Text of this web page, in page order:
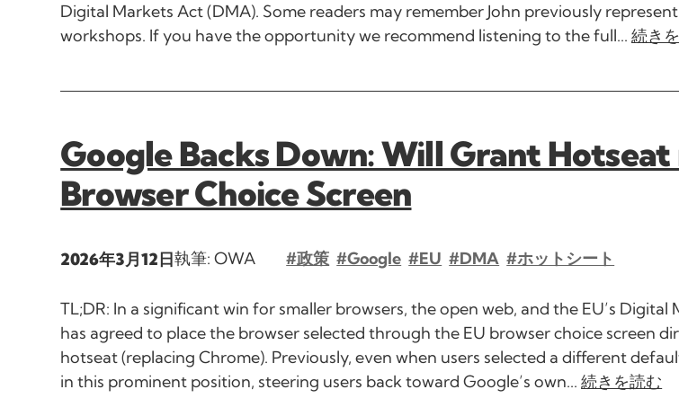
Digital Markets Act (DMA). Some readers may remember John previously
workshops. If you have the opportunity we recommend listening to the full...続き
Google Backs Down: Will Grant Hotseat
Browser Choice Screen
2026年3月12日執筆: OWA #政策 #Google #EU #DMA #ホットシート
TL;DR: In a significant win for smaller browsers, the open web, and the EU’s
has agreed to place the browser selected through the EU browser choice screen
hotseat (replacing Chrome). Previously, even when users selected a different
in this prominent position, steering users back toward Google’s own...続きを読む